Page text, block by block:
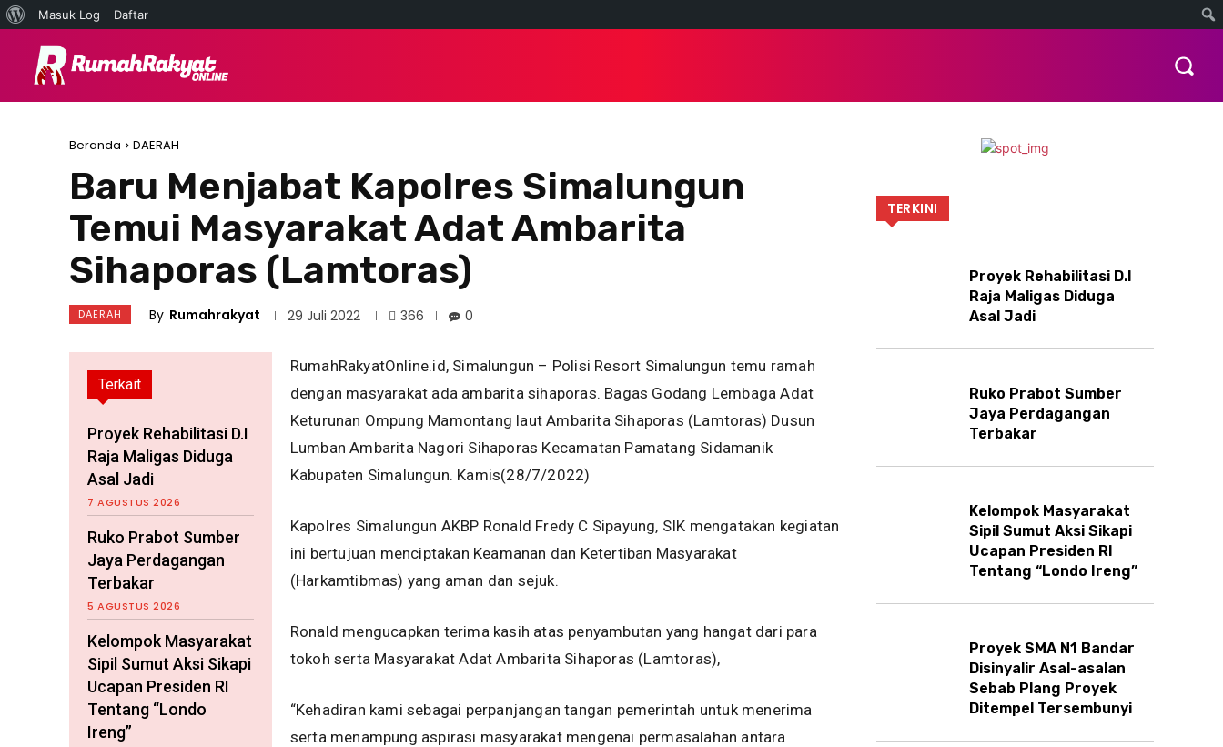
Beranda DAERAH
Baru Menjabat Kapolres Simalungun
Temui Masyarakat Adat Ambarita
Sihaporas (Lamtoras)
DAERAH By Rumahrakyat 29 Juli 2022 366 0
Terkait
Proyek Rehabilitasi D.I
Raja Maligas Diduga
Asal Jadi
7 AGUSTUS 2026
Ruko Prabot Sumber
Jaya Perdagangan
Terbakar
5 AGUSTUS 2026
Kelompok Masyarakat
Sipil Sumut Aksi Sikapi
Ucapan Presiden RI
Tentang “Londo
Ireng”
RumahRakyatOnline.id, Simalungun – Polisi Resort Simalungun temu ramah
dengan masyarakat ada ambarita sihaporas. Bagas Godang Lembaga Adat
Keturunan Ompung Mamontang laut Ambarita Sihaporas (Lamtoras) Dusun
Lumban Ambarita Nagori Sihaporas Kecamatan Pamatang Sidamanik
Kabupaten Simalungun. Kamis(28/7/2022)
Kapolres Simalungun AKBP Ronald Fredy C Sipayung, SIK mengatakan kegiatan
ini bertujuan menciptakan Keamanan dan Ketertiban Masyarakat
(Harkamtibmas) yang aman dan sejuk.
Ronald mengucapkan terima kasih atas penyambutan yang hangat dari para
tokoh serta Masyarakat Adat Ambarita Sihaporas (Lamtoras),
“Kehadiran kami sebagai perpanjangan tangan pemerintah untuk menerima
serta menampung aspirasi masyarakat mengenai permasalahan antara
TERKINI
Proyek Rehabilitasi D.I
Raja Maligas Diduga
Asal Jadi
Ruko Prabot Sumber
Jaya Perdagangan
Terbakar
Kelompok Masyarakat
Sipil Sumut Aksi Sikapi
Ucapan Presiden RI
Tentang “Londo Ireng”
Proyek SMA N1 Bandar
Disinyalir Asal-asalan
Sebab Plang Proyek
Ditempel Tersembunyi
Tentang
WordPress
Masuk Log Daftar